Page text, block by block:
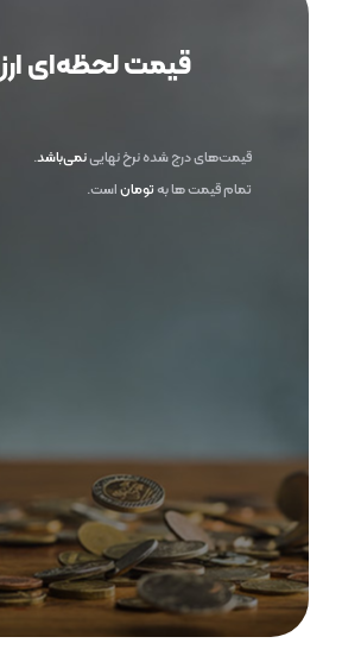
قیمت لحظه‌ای ارز
قیمت‌های درج شده نرخ نهایینمی‌باشد.
تمام قیمت ها به توماناست.